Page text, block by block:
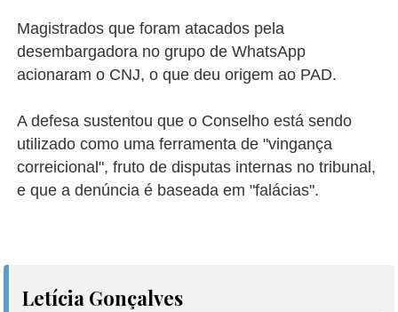
Magistrados que foram atacados pela
desembargadora no grupo de WhatsApp
acionaram o CNJ, o que deu origem ao PAD.
A defesa sustentou que o Conselho está sendo
utilizado como uma ferramenta de "vingança
correicional", fruto de disputas internas no tribunal,
e que a denúncia é baseada em "falácias".
Letícia Gonçalves